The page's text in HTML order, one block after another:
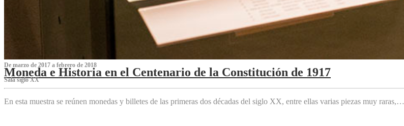
De marzo de 2017 a febrero de 2018
Moneda e Historia en el Centenario de la Constitución de 1917
Sala siglo XX
En esta muestra se reúnen monedas y billetes de las primeras dos décadas del siglo XX, entre ellas varias piezas muy raras,…